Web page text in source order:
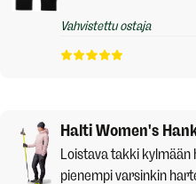
Vahvistettu ostaja
Halti Women's
Loistava takki kylmään
pienempi varsinkin